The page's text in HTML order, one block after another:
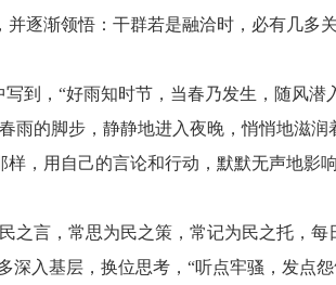
逐渐领悟：干群若是融洽时，必有几多
到，“好雨知时节，当春乃发生，随风潜
雨的脚步，静静地进入夜晚，悄悄地滋润
，用自己的言论和行动，默默无声地影响
之言，常思为民之策，常记为民之托，每
深入基层，换位思考，“听点牢骚，发点